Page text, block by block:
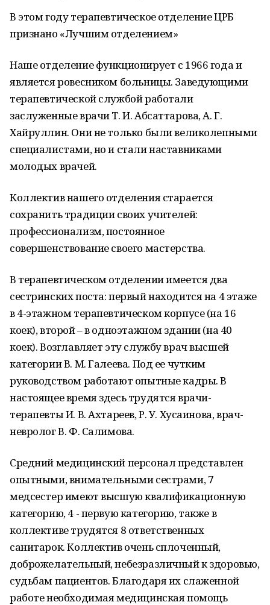
В этом году терапевтическое отделение ЦРБ
признано «Лучшим отделением»
Наше отделение функционирует с 1966 года и
является ровесником больницы. Заведующими
терапевтической службой работали
заслуженные врачи Т. И. Абсаттарова, А. Г.
Хайруллин. Они не только были великолепными
специалистами, но и стали наставниками
молодых врачей.
Коллектив нашего отделения старается
сохранить традиции своих учителей:
профессионализм, постоянное
совершенствование своего мастерства.
В терапевтическом отделении имеется два
сестринских поста: первый находится на 4 этаже
в 4-этажном терапевтическом корпусе (на 16
коек), второй – в одноэтажном здании (на 40
коек). Возглавляет эту службу врач высшей
категории В. М. Галеева. Под ее чутким
руководством работают опытные кадры. В
настоящее время здесь трудятся врачи-
терапевты И. В. Ахтареев, Р. У. Хусаинова, врач-
невролог В. Ф. Салимова.
Средний медицинский персонал представлен
опытными, внимательными сестрами, 7
медсестер имеют высшую квалификационную
категорию, 4 - первую категорию, также в
коллективе трудятся 8 ответственных
санитарок. Коллектив очень сплоченный,
доброжелательный, небезразличный к здоровью,
судьбам пациентов. Благодаря их слаженной
работе необходимая медицинская помощь